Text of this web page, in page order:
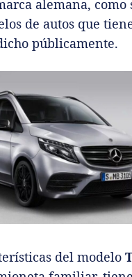
alemana, como
de autos que
públicamente.
del modelo